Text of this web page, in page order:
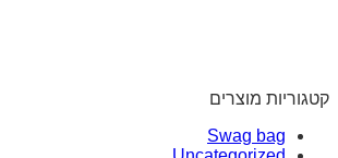
קטגוריות מוצרים
Swag bag